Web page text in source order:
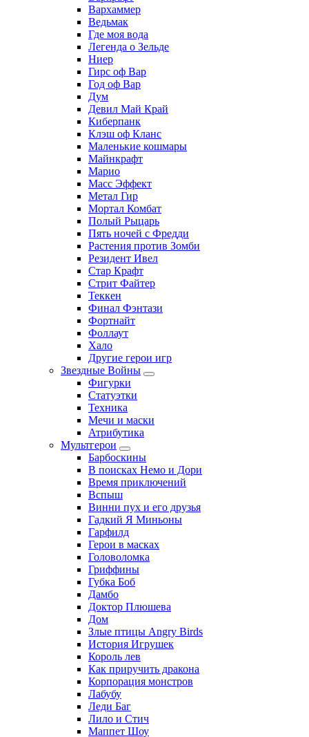
Вархаммер
Ведьмак
Где моя вода
Легенда о Зельде
Ниер
Гирс оф Вар
Год оф Вар
Дум
Девил Май Край
Киберпанк
Клэш оф Кланс
Маленькие кошмары
Майнкрафт
Марио
Масс Эффект
Метал Гир
Мортал Комбат
Полый Рыцарь
Пять ночей с Фредди
Растения против Зомби
Резидент Ивел
Стар Крафт
Стрит Файтер
Теккен
Финал Фэнтази
Фортнайт
Фоллаут
Хало
Другие герои игр
Звездные Войны
Фигурки
Статуэтки
Техника
Мечи и маски
Атрибутика
Мультгерои
Барбоскины
В поисках Немо и Дори
Время приключений
Вспыш
Винни пух и его друзья
Гадкий Я Миньоны
Гарфилд
Герои в масках
Головоломка
Гриффины
Губка Боб
Дамбо
Доктор Плюшева
Дом
Злые птицы Angry Birds
История Игрушек
Король лев
Как приручить дракона
Корпорация монстров
Лабубу
Леди Баг
Лило и Стич
Маппет Шоу